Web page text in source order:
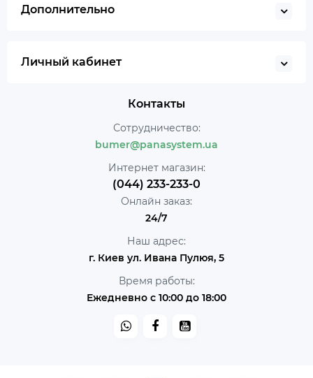
Дополнительно
Личный кабинет
Контакты
Сотрудничество:
bumer@panasystem.ua
Интернет магазин:
(044) 233-233-0
Онлайн заказ:
24/7
Наш адрес:
г. Киев ул. Ивана Пулюя, 5
Время работы:
Ежедневно с 10:00 до 18:00